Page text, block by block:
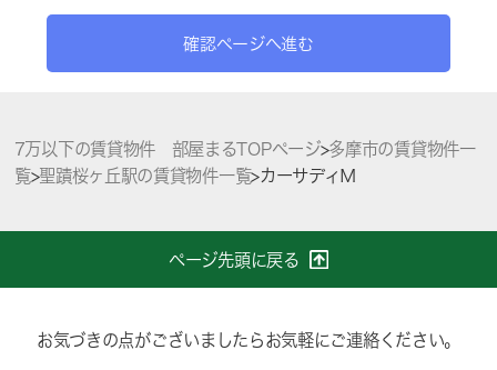
確認ページへ進む
7万以下の賃貸物件 部屋まるTOPページ>多摩市の賃貸物件一
覧>聖蹟桜ヶ丘駅の賃貸物件一覧>カーサディＭ
ページ先頭に戻る
お気づきの点がございましたらお気軽にご連絡ください。